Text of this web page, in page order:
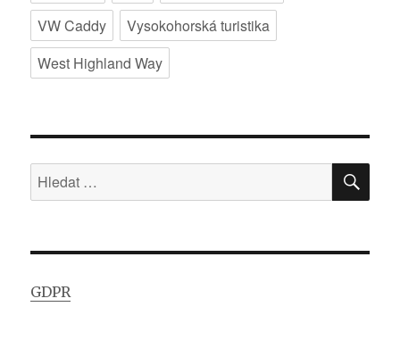
VW Caddy
Vysokohorská turistika
West Highland Way
Hledat:
GDPR